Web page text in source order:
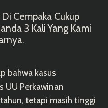
Cempaka Cukup
3 Kali Yang Kami
bahwa kasus
UU Perkawinan
tetapi masih tinggi